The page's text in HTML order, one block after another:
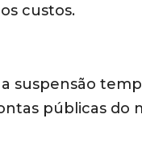
custos.
suspensão
públicas do